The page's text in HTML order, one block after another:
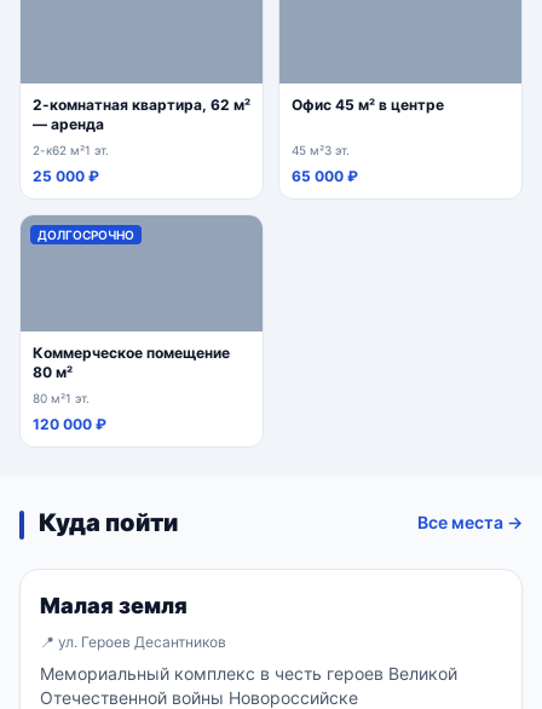
2-комнатная квартира, 62 м²
— аренда
2-к62 м²1 эт.
25 000 ₽
Офис 45 м² в центре
45 м²3 эт.
65 000 ₽
ДОЛГОСРОЧНО
Коммерческое помещение
80 м²
80 м²1 эт.
120 000 ₽
Куда пойти Все места →
Объект
Малая земля
📍 ул. Героев Десантников
Мемориальный комплекс в честь героев Великой
Отечественной войны Новороссийске